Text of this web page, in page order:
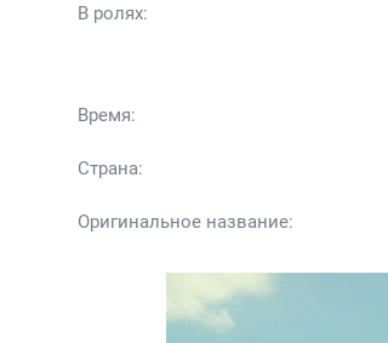
В ролях:
Время:
Страна:
Оригинальное название: